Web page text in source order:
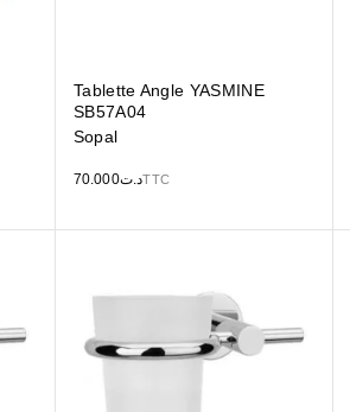
Tablette Angle YASMINE
SB57A04
Sopal
د.ت70.000 TTC